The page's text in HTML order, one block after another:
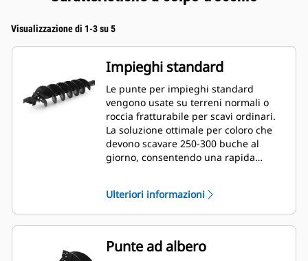
Visualizzazione di 1-3 su 5
Impieghi standard
Le punte per impieghi standard
vengono usate su terreni normali o
roccia fratturabile per scavi ordinari.
La soluzione ottimale per coloro che
devono scavare 250-300 buche al
giorno, consentendo una rapida
Ulteriori informazioni
Punte ad albero